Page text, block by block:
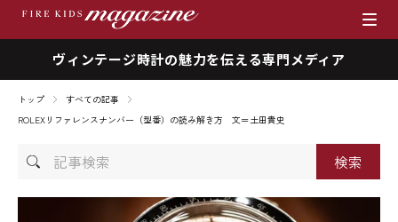
ヴィンテージ時計の魅力を伝える専門メディア
ブランド
商品一覧
時計を売りたい方へ
ファイアーキッズマガジン
トップ
すべての記事
ROLEXリファレンスナンバー（型番）の読み解き方 文＝土田貴史
記
検